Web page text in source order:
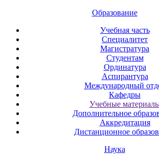
Образование
Учебная часть
Специалитет
Магистратура
Студентам
Ординатура
Аспирантура
Международный
Кафедры
Учебные
Дополнительное
Аккредитация
Дистанционное
Наука